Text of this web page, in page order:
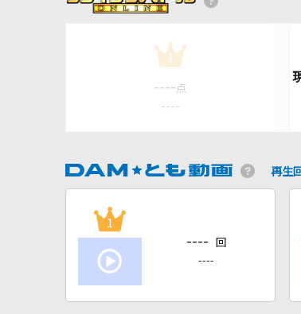
1
---- 点
----
再生
1
---- 回
----